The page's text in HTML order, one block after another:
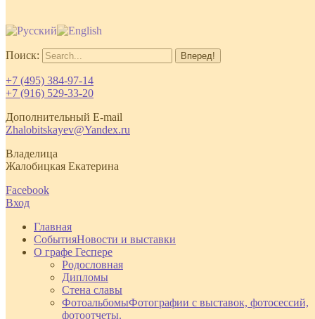
Поиск:
+7 (495) 384-97-14
+7 (916) 529-33-20
Дополнительный E-mail
Zhalobitskayev@Yandex.ru
Владелица
Жалобицкая Екатерина
Facebook
Вход
Главная
СобытияНовости и выставки
О графе Геспере
Родословная
Дипломы
Стена славы
ФотоальбомыФотографии с выставок, фотосессий,
фотоотчеты.